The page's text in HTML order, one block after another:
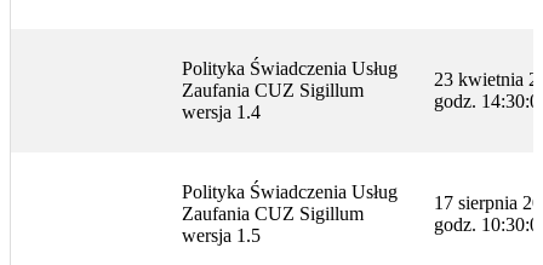
Polityka Świadczenia Usług
Zaufania CUZ Sigillum
wersja 1.4
23 kwietnia
godz.
Polityka Świadczenia Usług
Zaufania CUZ Sigillum
wersja 1.5
17 sierpnia
godz.